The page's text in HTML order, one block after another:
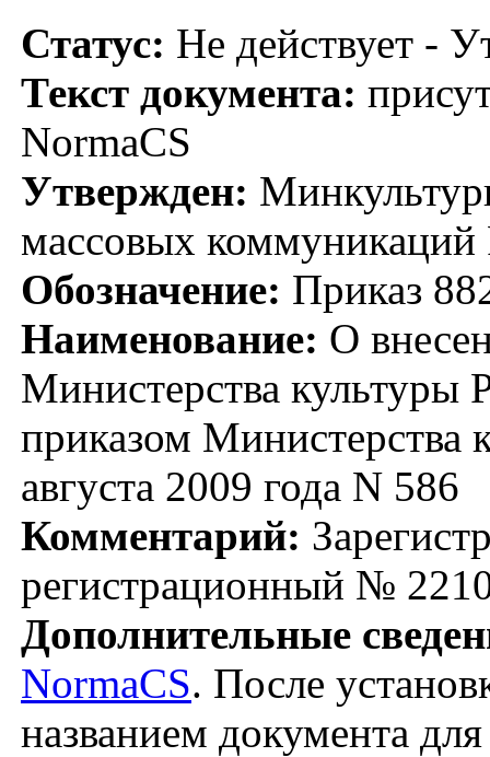
Статус: Не действует -
Текст документа:
NormaCS
Утвержден:
массовых
Обозначение: Приказ
Наименование: О
Министерства культуры
приказом Министерства
августа 2009 года N 586
Комментарий:
регистрационный №
Дополнительные
NormaCS. После
названием документа